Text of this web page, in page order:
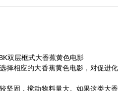
双层框式大香蕉黄色电影
择相应的大香蕉黄色电影，对促进
坚固，搅动物料量大。如果这类大